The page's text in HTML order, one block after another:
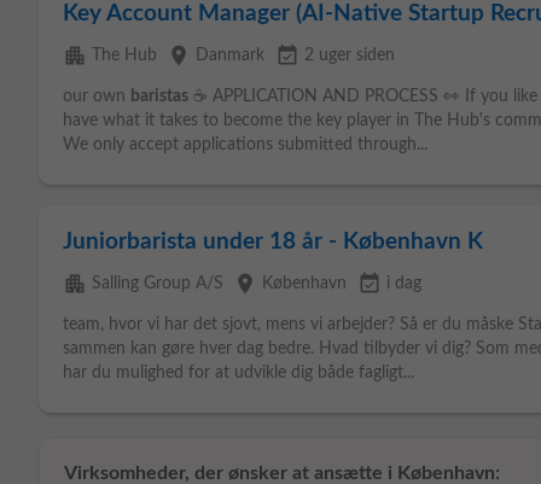
Key Account Manager (AI-Native Startup
apartment The Hub place Danmark event_available 2 uger siden
our own baristas ☕️ APPLICATION AND PROCESS 👀 If you
have what it takes to become the key player in The Hub's
We only accept applications submitted through...
Juniorbarista under 18 år - København K
apartment Salling Group A/S place København event_available i dag
team, hvor vi har det sjovt, mens vi arbejder? Så er du måske
sammen kan gøre hver dag bedre. Hvad tilbyder vi dig? Som
har du mulighed for at udvikle dig både fagligt...
Virksomheder, der ønsker at ansætte i København: